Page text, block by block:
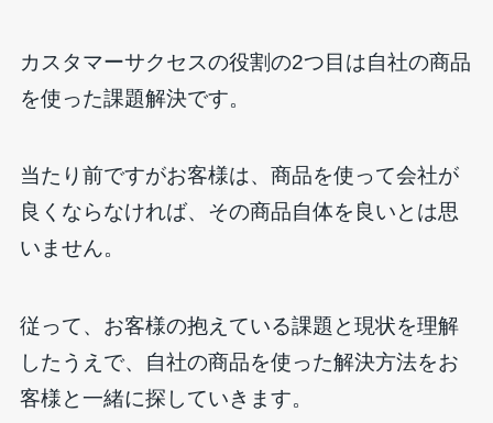
カスタマーサクセスの役割の2つ目は自社の商品
を使った課題解決です。
当たり前ですがお客様は、商品を使って会社が
良くならなければ、その商品自体を良いとは思
いません。
従って、お客様の抱えている課題と現状を理解
したうえで、自社の商品を使った解決方法をお
客様と一緒に探していきます。